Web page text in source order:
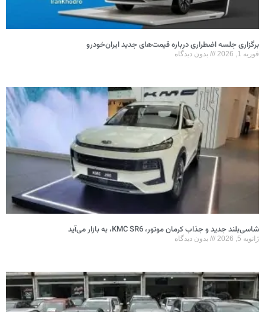
برگزاری جلسه اضطراری درباره قیمت‌های جدید ایران‌خودرو
فوریه 1, 2026 بدون دیدگاه
شاسی‌بلند جدید و جذاب کرمان موتور، KMC SR6، به بازار می‌آید
ژانویه 5, 2026 بدون دیدگاه